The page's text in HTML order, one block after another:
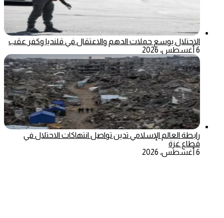
الاحتلال يوسع حملات الدهم والاعتقال في قلنديا وكفر عقب
6 أغسطس، 2026
رابطة العالم الإسلامي تدين تواصل انتهاكات الاحتلال في
قطاع غزة
6 أغسطس، 2026